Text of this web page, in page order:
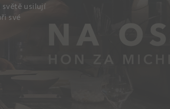
usilují
své